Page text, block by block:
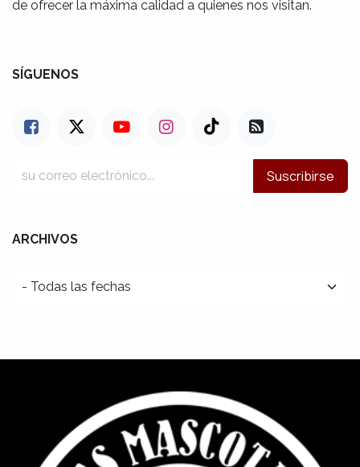
de ofrecer la máxima calidad a quienes nos visitan.
SÍGUENOS
Suscribirse
ARCHIVOS